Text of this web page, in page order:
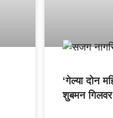
‘गेल्या दोन
शुबमन